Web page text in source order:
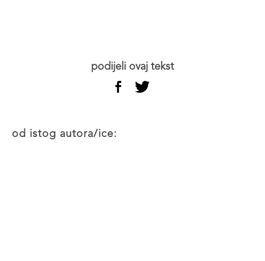
podijeli ovaj tekst
od istog autora/ice: